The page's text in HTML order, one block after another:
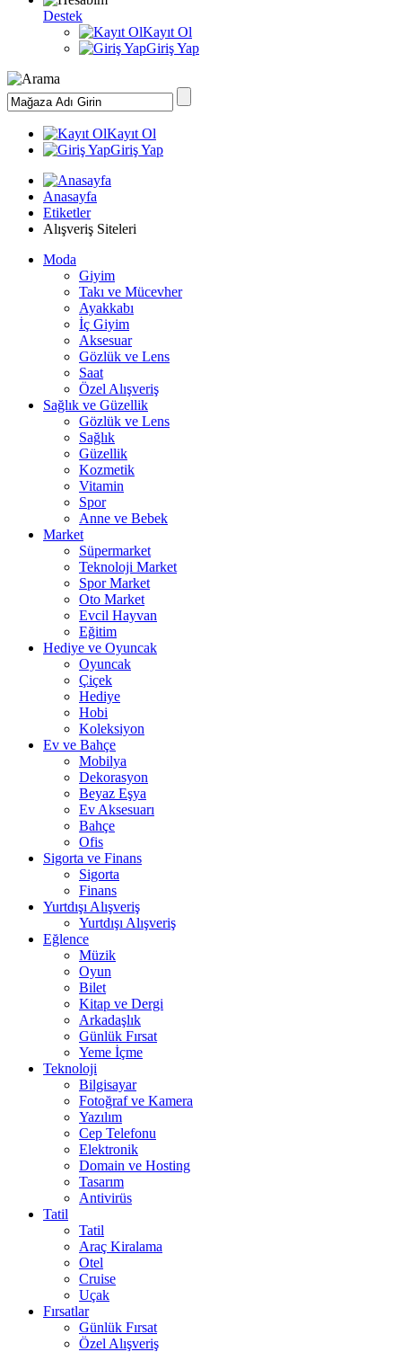
Destek
Kayıt Ol
Giriş Yap
Kayıt Ol
Giriş Yap
Anasayfa
Etiketler
Alışveriş Siteleri
Moda
Giyim
Takı ve Mücevher
Ayakkabı
İç Giyim
Aksesuar
Gözlük ve Lens
Saat
Özel Alışveriş
Sağlık ve Güzellik
Gözlük ve Lens
Sağlık
Güzellik
Kozmetik
Vitamin
Spor
Anne ve Bebek
Market
Süpermarket
Teknoloji Market
Spor Market
Oto Market
Evcil Hayvan
Eğitim
Hediye ve Oyuncak
Oyuncak
Çiçek
Hediye
Hobi
Koleksiyon
Ev ve Bahçe
Mobilya
Dekorasyon
Beyaz Eşya
Ev Aksesuarı
Bahçe
Ofis
Sigorta ve Finans
Sigorta
Finans
Yurtdışı Alışveriş
Yurtdışı Alışveriş
Eğlence
Müzik
Oyun
Bilet
Kitap ve Dergi
Arkadaşlık
Günlük Fırsat
Yeme İçme
Teknoloji
Bilgisayar
Fotoğraf ve Kamera
Yazılım
Cep Telefonu
Elektronik
Domain ve Hosting
Tasarım
Antivirüs
Tatil
Tatil
Araç Kiralama
Otel
Cruise
Uçak
Fırsatlar
Günlük Fırsat
Özel Alışveriş